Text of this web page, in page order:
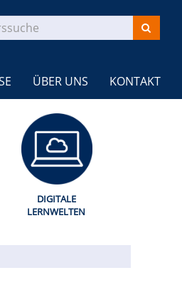
ÜBER UNS KONTAKT
DIGITALE
LERNWELTEN